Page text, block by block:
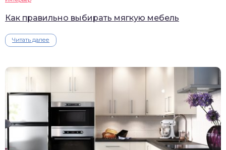
Как правильно выбирать мягкую мебель
Читать далее